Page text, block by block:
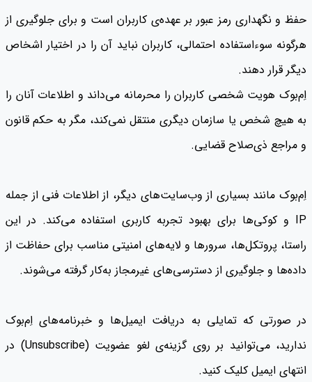
حفظ و نگهداری رمز عبور بر عهده‌ی کاربران است و برای جلوگیری از
هرگونه سوءاستفاده احتمالی، کاربران نباید آن را در اختیار اشخاص
دیگر قرار دهند.
اِم‌بوک هویت شخصی کاربران را محرمانه می‌داند و اطلاعات آنان را
به هیچ شخص یا سازمان دیگری منتقل نمی‌کند، مگر به حکم قانون
و مراجع ذی‌صلاح قضایی.
اِم‌بوک مانند بسیاری از وب‌سایت‌های دیگر، از اطلاعات فنی از جمله
IP و کوکی‌ها برای بهبود تجربه کاربری استفاده می‌کند. در این
راستا، پروتکل‌ها، سرورها و لایه‌های امنیتی مناسب برای حفاظت از
داده‌ها و جلوگیری از دسترسی‌های غیرمجاز به‌کار گرفته می‌شوند.
در صورتی که تمایلی به دریافت ایمیل‌ها و خبرنامه‌های اِم‌بوک
ندارید، می‌توانید بر روی گزینه‌ی لغو عضویت (Unsubscribe) در
انتهای ایمیل کلیک کنید.